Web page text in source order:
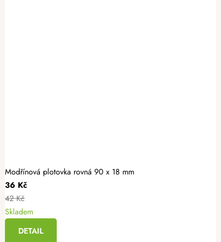
Modřínová plotovka rovná 90 x 18 mm
36 Kč
42 Kč
Skladem
DETAIL